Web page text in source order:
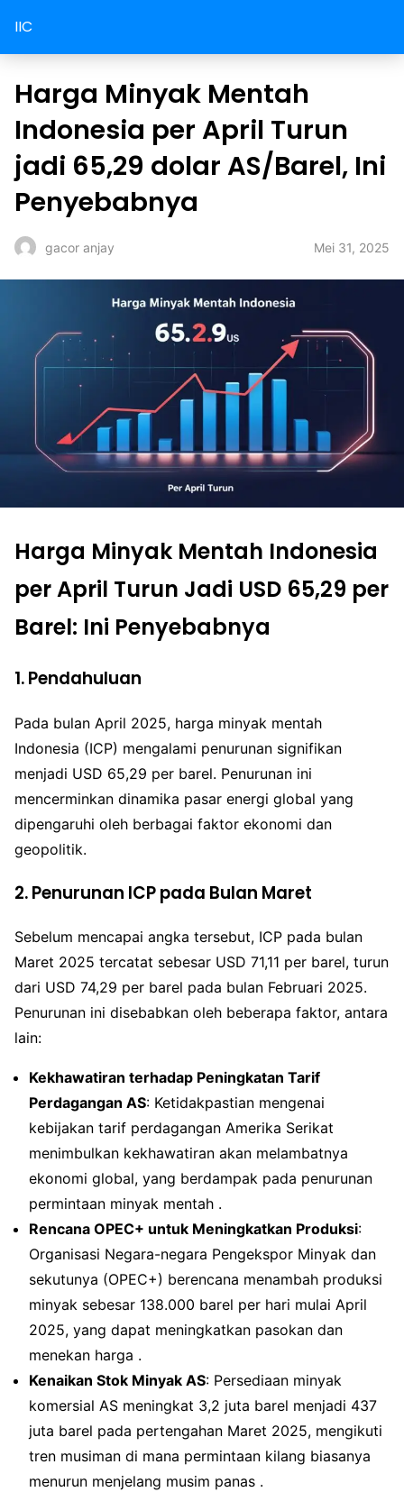
IIC
Harga Minyak Mentah
Indonesia per April Turun
jadi 65,29 dolar AS/Barel, Ini
Penyebabnya
gacor anjay Mei 31, 2025
Harga Minyak Mentah Indonesia
per April Turun Jadi USD 65,29 per
Barel: Ini Penyebabnya
1. Pendahuluan
Pada bulan April 2025, harga minyak mentah
Indonesia (ICP) mengalami penurunan signifikan
menjadi USD 65,29 per barel. Penurunan ini
mencerminkan dinamika pasar energi global yang
dipengaruhi oleh berbagai faktor ekonomi dan
geopolitik.
2. Penurunan ICP pada Bulan Maret
Sebelum mencapai angka tersebut, ICP pada bulan
Maret 2025 tercatat sebesar USD 71,11 per barel, turun
dari USD 74,29 per barel pada bulan Februari 2025.
Penurunan ini disebabkan oleh beberapa faktor, antara
lain:
Kekhawatiran terhadap Peningkatan Tarif
Perdagangan AS: Ketidakpastian mengenai
kebijakan tarif perdagangan Amerika Serikat
menimbulkan kekhawatiran akan melambatnya
ekonomi global, yang berdampak pada penurunan
permintaan minyak mentah .
Rencana OPEC+ untuk Meningkatkan Produksi:
Organisasi Negara-negara Pengekspor Minyak dan
sekutunya (OPEC+) berencana menambah produksi
minyak sebesar 138.000 barel per hari mulai April
2025, yang dapat meningkatkan pasokan dan
menekan harga .
Kenaikan Stok Minyak AS: Persediaan minyak
komersial AS meningkat 3,2 juta barel menjadi 437
juta barel pada pertengahan Maret 2025, mengikuti
tren musiman di mana permintaan kilang biasanya
menurun menjelang musim panas .